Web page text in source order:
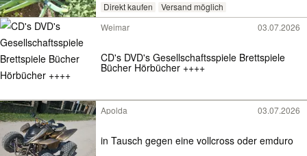
Direkt kaufen
Versand möglich
Weimar
03.07.2026
CD's DVD's Gesellschaftsspiele Brettspiele
Bücher Hörbücher ++++
Apolda 03.07.2026
in Tausch gegen eine vollcross oder emduro